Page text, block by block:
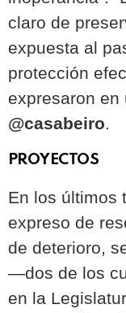
claro de
expuesta al
protección
expresaron en
@casabeiro.
PROYECTOS
En los últimos
expreso de
de deterioro,
—dos de los
en la